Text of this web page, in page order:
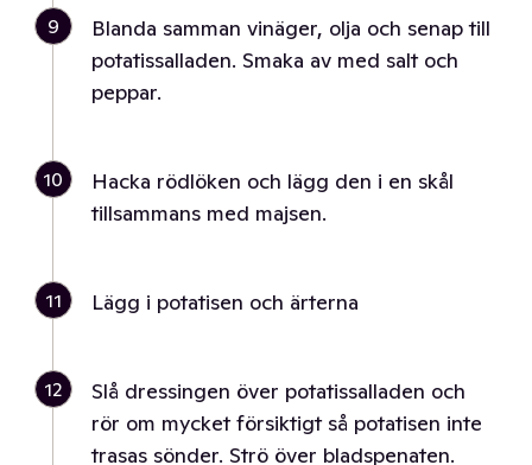
9
Blanda samman vinäger, olja och senap till
potatissalladen. Smaka av med salt och
peppar.
10
Hacka rödlöken och lägg den i en skål
tillsammans med majsen.
11 Lägg i potatisen och ärterna
12
Slå dressingen över potatissalladen och
rör om mycket försiktigt så potatisen inte
trasas sönder. Strö över bladspenaten.